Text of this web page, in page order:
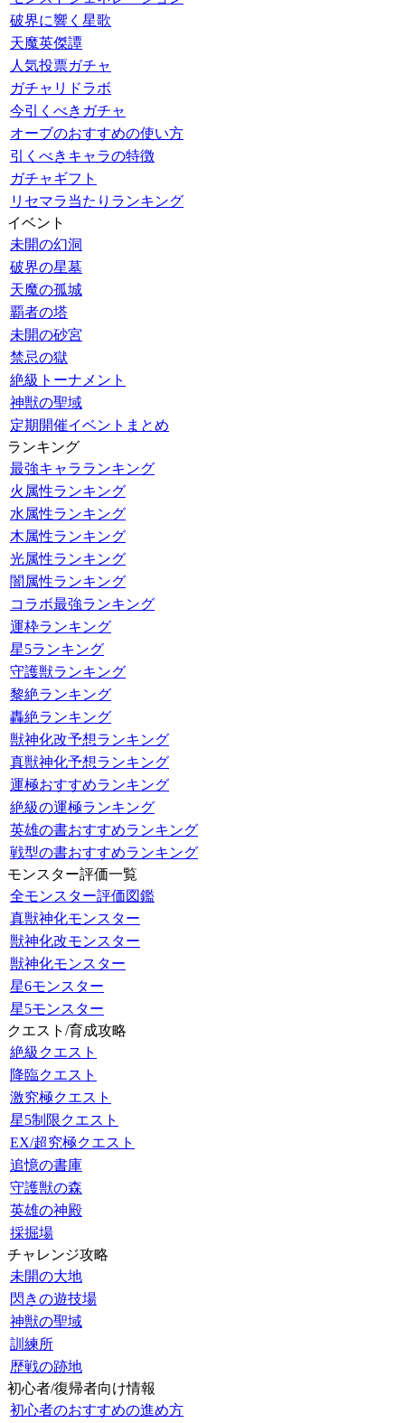
破界に響く星歌
天魔英傑譚
人気投票ガチャ
ガチャリドラボ
今引くべきガチャ
オーブのおすすめの使い方
引くべきキャラの特徴
ガチャギフト
リセマラ当たりランキング
イベント
未開の幻洞
破界の星墓
天魔の孤城
覇者の塔
未開の砂宮
禁忌の獄
絶級トーナメント
神獣の聖域
定期開催イベントまとめ
ランキング
最強キャラランキング
火属性ランキング
水属性ランキング
木属性ランキング
光属性ランキング
闇属性ランキング
コラボ最強ランキング
運枠ランキング
星5ランキング
守護獣ランキング
黎絶ランキング
轟絶ランキング
獣神化改予想ランキング
真獣神化予想ランキング
運極おすすめランキング
絶級の運極ランキング
英雄の書おすすめランキング
戦型の書おすすめランキング
モンスター評価一覧
全モンスター評価図鑑
真獣神化モンスター
獣神化改モンスター
獣神化モンスター
星6モンスター
星5モンスター
クエスト/育成攻略
絶級クエスト
降臨クエスト
激究極クエスト
星5制限クエスト
EX/超究極クエスト
追憶の書庫
守護獣の森
英雄の神殿
採掘場
チャレンジ攻略
未開の大地
閃きの遊技場
神獣の聖域
訓練所
歴戦の跡地
初心者/復帰者向け情報
初心者のおすすめの進め方